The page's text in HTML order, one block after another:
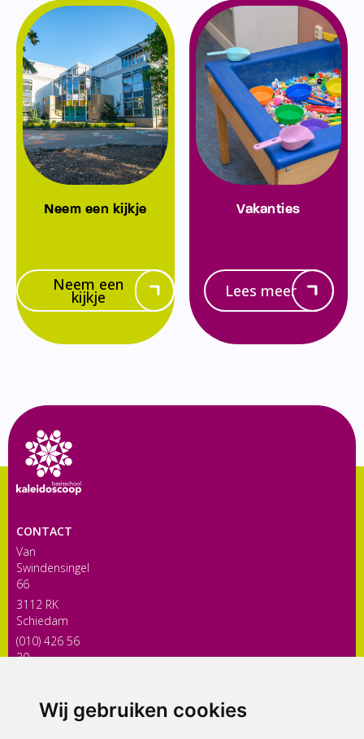
Wij gebruiken cookies
Neem een kijkje
Neem een
kijkje
Vakanties
Lees meer
CONTACT
Van
Swindensingel
66
3112 RK
Schiedam
(010) 426 56
30
ONDERDEEL VAN